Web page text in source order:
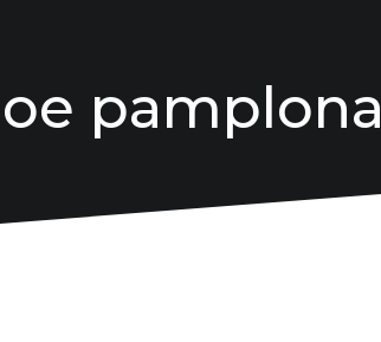
pamplona